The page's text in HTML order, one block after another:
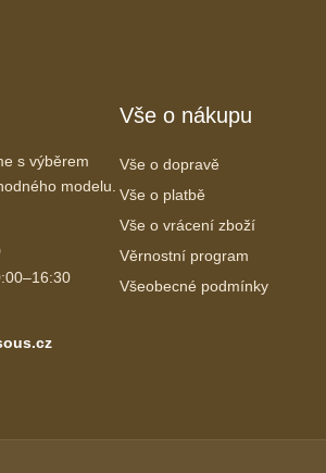
s výběrem
modelu.
Vše o nákupu
Vše o dopravě
Vše o platbě
Vše o vrácení zboží
Věrnostní program
Všeobecné podmínky